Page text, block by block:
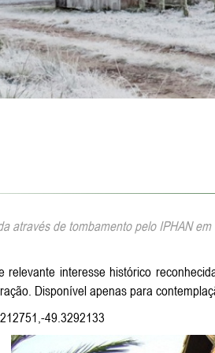
através de tombamento pelo IPHAN
relevante interesse histórico
Disponível apenas para
49.3292133